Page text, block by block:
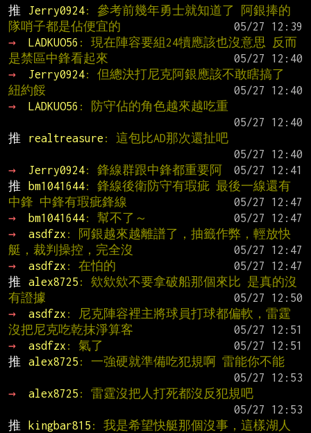
推
Jerry0924: 參考前幾年勇士就知道了 阿銀捧的
隊哨子都是佔便宜的
→
LADKUO56 : 現在陣容要組24犢應該也沒意思 反而
是禁區中鋒看起來
→
Jerry0924: 但總決打尼克阿銀應該不敢瞎搞了
紐約餒
→
LADKUO56 : 防守佔的角色越來越吃重
推
realtreasure : 這包比AD那次還扯吧
→
Jerry0924: 鋒線群跟中鋒都重要阿
推
bm1041644: 鋒線後衛防守有瑕疵 最後一線還有
中鋒 中鋒有瑕疵鋒線
→
bm1041644: 幫不了～
→
asdfzx : 阿銀越來越離譜了，抽籤作弊，輕放快
艇，裁判操控，完全沒
→
asdfzx : 在怕的
推
alex8725 : 欸欸欸不要拿破船那個來比 是真的沒
有證據
→
asdfzx : 尼克陣容裡主將球員打球都偏軟，雷霆
沒把尼克吃乾抹淨算客
→
asdfzx : 氣了
推
alex8725 : 一強硬就準備吃犯規啊 雷能你不能
→
alex8725 : 雷霆沒把人打死都沒反犯規吧
推
kingbar815 : 我是希望快艇那個沒事，這樣湖人